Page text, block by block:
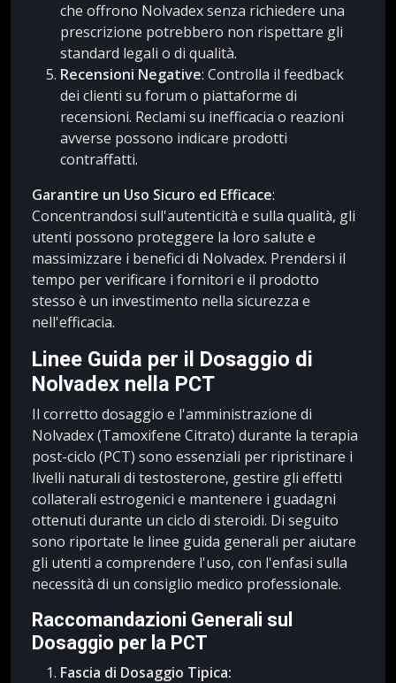
che offrono Nolvadex senza richiedere una
prescrizione potrebbero non rispettare gli
standard legali o di qualità.
Recensioni Negative: Controlla il feedback
dei clienti su forum o piattaforme di
recensioni. Reclami su inefficacia o reazioni
avverse possono indicare prodotti
contraffatti.
Garantire un Uso Sicuro ed Efficace:
Concentrandosi sull'autenticità e sulla qualità, gli
utenti possono proteggere la loro salute e
massimizzare i benefici di Nolvadex. Prendersi il
tempo per verificare i fornitori e il prodotto
stesso è un investimento nella sicurezza e
nell'efficacia.
Linee Guida per il Dosaggio di
Nolvadex nella PCT
Il corretto dosaggio e l'amministrazione di
Nolvadex (Tamoxifene Citrato) durante la terapia
post-ciclo (PCT) sono essenziali per ripristinare i
livelli naturali di testosterone, gestire gli effetti
collaterali estrogenici e mantenere i guadagni
ottenuti durante un ciclo di steroidi. Di seguito
sono riportate le linee guida generali per aiutare
gli utenti a comprendere l'uso, con l'enfasi sulla
necessità di un consiglio medico professionale.
Raccomandazioni Generali sul
Dosaggio per la PCT
Fascia di Dosaggio Tipica: